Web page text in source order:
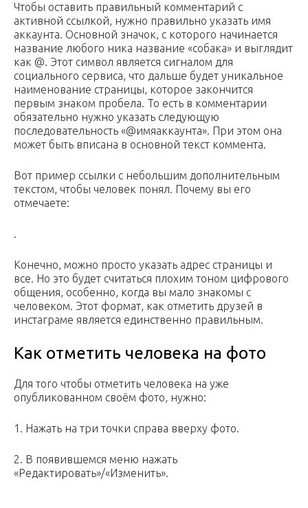
Чтобы оставить правильный комментарий с
активной ссылкой, нужно правильно указать имя
аккаунта. Основной значок, с которого начинается
название любого ника название «собака» и выглядит
как @. Этот символ является сигналом для
социального сервиса, что дальше будет уникальное
наименование страницы, которое закончится
первым знаком пробела. То есть в комментарии
обязательно нужно указать следующую
последовательность «@имяаккаунта». При этом она
может быть вписана в основной текст коммента.
Вот пример ссылки с небольшим дополнительным
текстом, чтобы человек понял. Почему вы его
отмечаете:
.
Конечно, можно просто указать адрес страницы и
все. Но это будет считаться плохим тоном цифрового
общения, особенно, когда вы мало знакомы с
человеком. Этот формат, как отметить друзей в
инстаграме является единственно правильным.
Как отметить человека на фото
Для того чтобы отметить человека на уже
опубликованном своём фото, нужно:
1. Нажать на три точки справа вверху фото.
2. В появившемся меню нажать
«Редактировать»/«Изменить».